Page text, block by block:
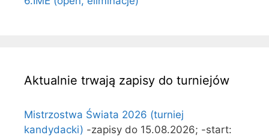
Aktualnie trwają zapisy do turniejów
Mistrzostwa Świata 2026 (turniej
kandydacki) -zapisy do 15.08.2026; -start: